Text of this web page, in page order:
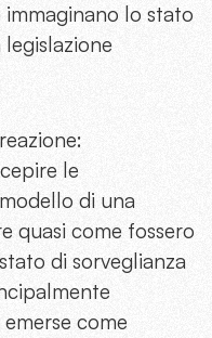
lo stato
le
di una
quasi come fossero
di sorveglianza
come